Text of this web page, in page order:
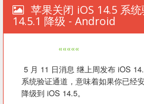
苹果关闭 iOS 14.5 系
14.5.1 降级 - Android
«««««
5 月 11 日消息 继上周发布 iOS
系统验证通道，意味着如果你已经
降级到 iOS 14.5。